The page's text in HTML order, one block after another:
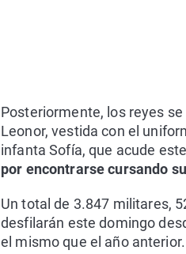
Posteriormente, los reyes
Leonor, vestida con el
infanta Sofía, que acude
por encontrarse cursando
Un total de 3.847 militares,
desfilarán este domingo
el mismo que el año anterior.